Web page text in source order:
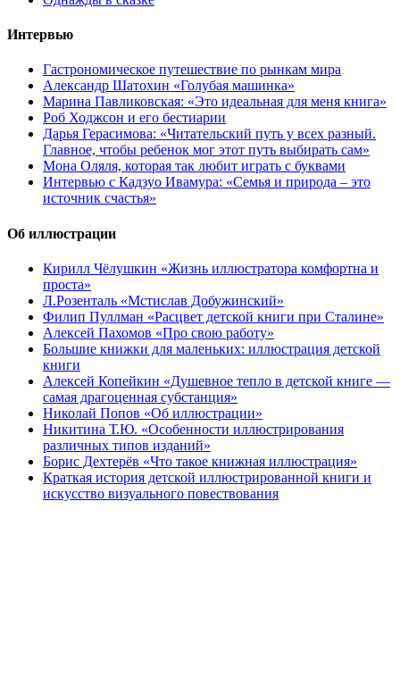
Интервью
Гастрономическое путешествие по рынкам мира
Александр Шатохин «Голубая машинка»
Марина Павликовская: «Это идеальная для меня книга»
Роб Ходжсон и его бестиарии
Дарья Герасимова: «Читательский путь у всех разный.
Главное, чтобы ребенок мог этот путь выбирать сам»
Мона Оляля, которая так любит играть с буквами
Интервью с Кадзуо Ивамура: «Семья и природа – это
источник счастья»
Об иллюстрации
Кирилл Чёлушкин «Жизнь иллюстратора комфортна и
проста»
Л.Розенталь «Мстислав Добужинский»
Филип Пуллман «Расцвет детской книги при Сталине»
Алексей Пахомов «Про свою работу»
Большие книжки для маленьких: иллюстрация детской
книги
Алексей Копейкин «Душевное тепло в детской книге —
самая драгоценная субстанция»
Николай Попов «Об иллюстрации»
Никитина Т.Ю. «Особенности иллюстрирования
различных типов изданий»
Борис Дехтерёв «Что такое книжная иллюстрация»
Краткая история детской иллюстрированной книги и
искусство визуального повествования